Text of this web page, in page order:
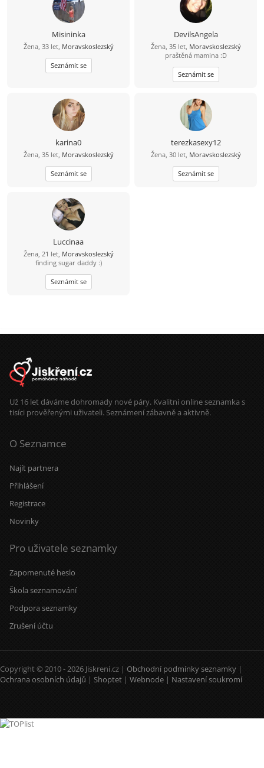
Misininka
Žena, 33 let, Moravskoslezský
Seznámit se
DevilsAngela
Žena, 35 let, Moravskoslezský
praštěná mamina :D
Seznámit se
karina0
Žena, 35 let, Moravskoslezský
Seznámit se
terezkasexy12
Žena, 30 let, Moravskoslezský
Seznámit se
Luccinaa
Žena, 21 let, Moravskoslezský
finding sugar daddy :)
Seznámit se
Už 16 let dáváme dohromady nové páry. Kvalitní online seznamka s
tisíci prověřenými uživateli. Seznámení zábavně a aktivně.
O Seznamce
Najít partnera
Přihlášení
Registrace
Novinky
Pro uživatele seznamky
Zapomenuté heslo
Škola seznamování
Podpora seznamky
Zrušení účtu
Copyright © 2010 - 2026 Jiskreni.cz | Obchodní podmínky seznamky |
Ochrana osobních údajů | Shoptet | Webnode | Nastavení soukromí